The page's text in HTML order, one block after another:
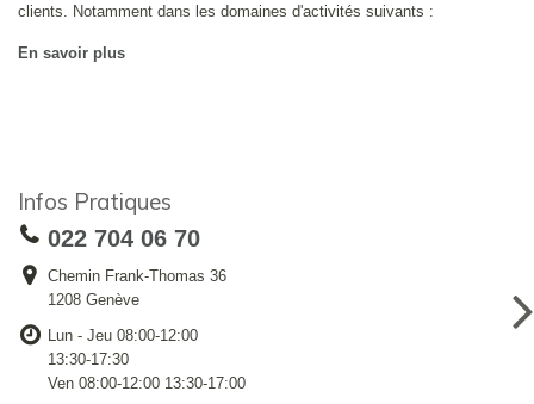
clients. Notamment dans les domaines d'activités suivants :
En savoir plus
Infos Pratiques
022 704 06 70
Chemin Frank-Thomas 36
1208 Genève
Lun - Jeu 08:00-12:00
13:30-17:30
Ven 08:00-12:00 13:30-17:00